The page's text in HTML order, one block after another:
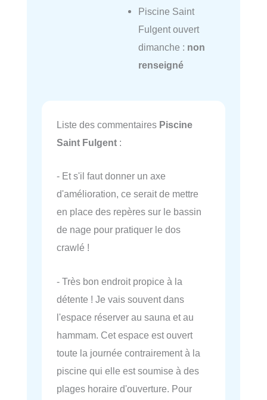
Piscine Saint
Fulgent ouvert
dimanche : non
renseigné
Liste des commentaires Piscine
Saint Fulgent :
- Et s'il faut donner un axe
d'amélioration, ce serait de mettre
en place des repères sur le bassin
de nage pour pratiquer le dos
crawlé !
- Très bon endroit propice à la
détente ! Je vais souvent dans
l'espace réserver au sauna et au
hammam. Cet espace est ouvert
toute la journée contrairement à la
piscine qui elle est soumise à des
plages horaire d'ouverture. Pour